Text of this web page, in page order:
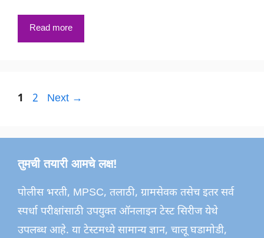
Read more
Page
1 Page
2 Next →
तुमची तयारी आमचे लक्ष!
पोलीस भरती, MPSC, तलाठी, ग्रामसेवक तसेच इतर सर्व
स्पर्धा परीक्षांसाठी उपयुक्त ऑनलाइन टेस्ट सिरीज येथे
उपलब्ध आहे. या टेस्टमध्ये सामान्य ज्ञान, चालू घडामोडी,